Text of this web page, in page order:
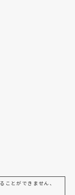
ことができません、